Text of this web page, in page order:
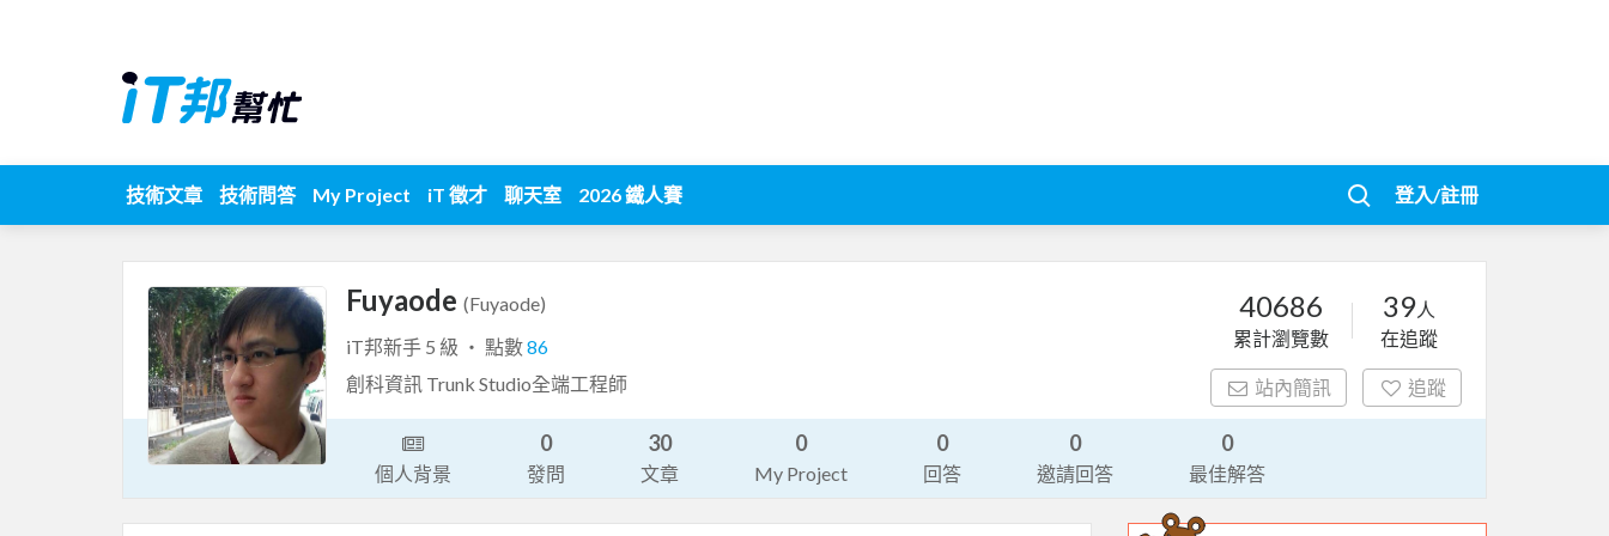
技術文章 技術問答 My Project iT 徵才 聊天室 2026 鐵人賽 登入/註冊
Fuyaode (Fuyaode)
iT邦新手 5 級 ‧ 點數86
創科資訊 Trunk Studio全端工程師
40686
累計瀏覽數
39人
在追蹤
站內簡訊 追蹤
個人背景
0
發問
30
文章
0
My Project
0
回答
0
邀請回答
0
最佳解答